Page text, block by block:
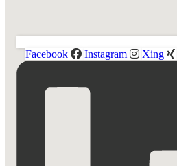
Facebook Instagram Xing